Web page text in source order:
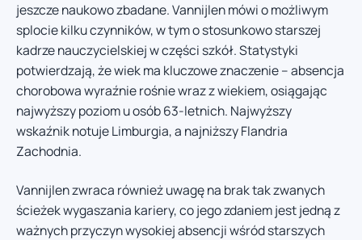
jeszcze naukowo zbadane. Vannijlen mówi o możliwym
splocie kilku czynników, w tym o stosunkowo starszej
kadrze nauczycielskiej w części szkół. Statystyki
potwierdzają, że wiek ma kluczowe znaczenie – absencja
chorobowa wyraźnie rośnie wraz z wiekiem, osiągając
najwyższy poziom u osób 63-letnich. Najwyższy
wskaźnik notuje Limburgia, a najniższy Flandria
Zachodnia.
Vannijlen zwraca również uwagę na brak tak zwanych
ścieżek wygaszania kariery, co jego zdaniem jest jedną z
ważnych przyczyn wysokiej absencji wśród starszych